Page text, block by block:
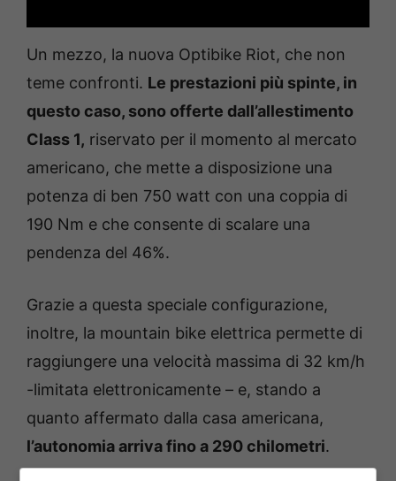
Un mezzo, la nuova Optibike Riot, che non
teme confronti. Le prestazioni più spinte, in
questo caso, sono offerte dall’allestimento
Class 1, riservato per il momento al mercato
americano, che mette a disposizione una
potenza di ben 750 watt con una coppia di
190 Nm e che consente di scalare una
pendenza del 46%.
Grazie a questa speciale configurazione,
inoltre, la mountain bike elettrica permette di
raggiungere una velocità massima di 32 km/h
-limitata elettronicamente – e, stando a
quanto affermato dalla casa americana,
l’autonomia arriva fino a 290 chilometri.